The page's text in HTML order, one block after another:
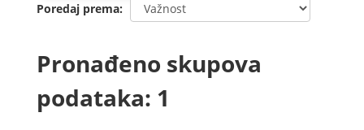
Poredaj prema
Pronađeno skupova
podataka: 1